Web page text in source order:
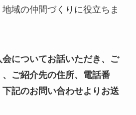
域の仲間づくりに役立ちま
についてお話いただき、ご
ご紹介先の住所、電話番
記のお問い合わせよりお送